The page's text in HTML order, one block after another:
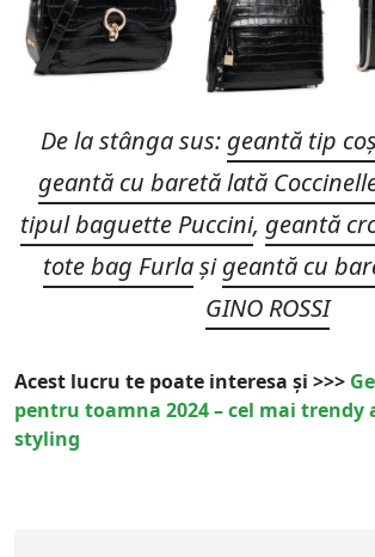
De la stânga sus: geantă tip
geantă cu baretă lată
tipul baguette Puccini, geantă
tote bag Furlașigeantă cu
GINO ROSSI
Acest lucru te poate interesa și >>>
pentru toamna 2024 – cel mai trendy
styling